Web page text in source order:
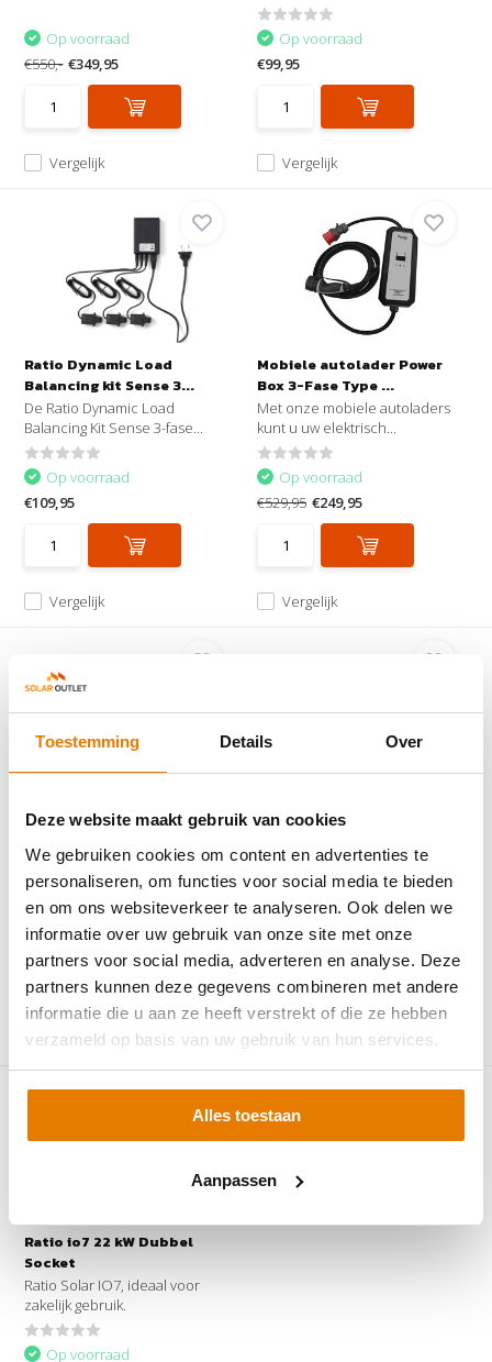
Toestemming Details Over
Deze website maakt gebruik van cookies
We gebruiken cookies om content en advertenties te
personaliseren, om functies voor social media te bieden
en om ons websiteverkeer te analyseren. Ook delen we
informatie over uw gebruik van onze site met onze
partners voor social media, adverteren en analyse. Deze
partners kunnen deze gegevens combineren met andere
informatie die u aan ze heeft verstrekt of die ze hebben
verzameld op basis van uw gebruik van hun services.
Alles toestaan
Aanpassen
Vergelijk
Op voorraad
€550,- €349,95
Vergelijk
Op voorraad
€99,95
Ratio Dynamic Load
Balancing kit Sense 3...
De Ratio Dynamic Load
Balancing Kit Sense 3-fase...
Vergelijk
Op voorraad
€109,95
Mobiele autolader Power
Box 3-Fase Type ...
Met onze mobiele autoladers
kunt u uw elektrisch...
Vergelijk
Op voorraad
€529,95 €249,95
Schuko - 5m + DC p...
EV Mobi Box 13A/1F T2-Schuko -
5m + DC protectio...
Vergelijk
Op voorraad
€440,- €149,95
Laadkabel 4m Black
Ratio Basic laadkabel Type 2
naar Type 2, 3x32 A...
Vergelijk
Op voorraad
€99,95
Ratio io7 22 kW Dubbel
Socket
Ratio Solar IO7, ideaal voor
zakelijk gebruik.
Op voorraad